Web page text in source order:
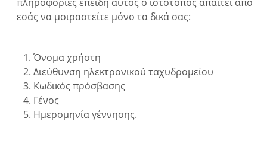
εσάς να μοιραστείτε μόνο τα δικά σας:
Όνομα χρήστη
Διεύθυνση ηλεκτρονικού ταχυδρομείου
Κωδικός πρόσβασης
Γένος
Ημερομηνία γέννησης.